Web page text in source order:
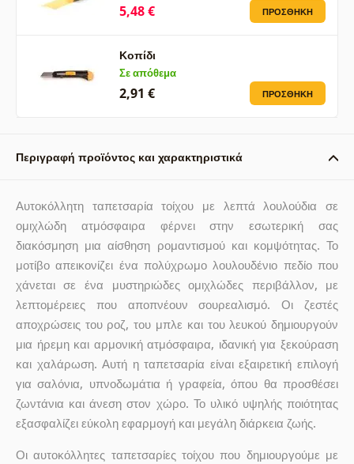
5,48 € ΠΡΟΣΘΉΚΗ
Κοπίδι
Σε απόθεμα
2,91 € ΠΡΟΣΘΉΚΗ
Περιγραφή προϊόντος και χαρακτηριστικά
Αυτοκόλλητη ταπετσαρία τοίχου με λεπτά λουλούδια σε
ομιχλώδη ατμόσφαιρα φέρνει στην εσωτερική σας
διακόσμηση μια αίσθηση ρομαντισμού και κομψότητας. Το
μοτίβο απεικονίζει ένα πολύχρωμο λουλουδένιο πεδίο που
χάνεται σε ένα μυστηριώδες ομιχλώδες περιβάλλον, με
λεπτομέρειες που αποπνέουν σουρεαλισμό. Οι ζεστές
αποχρώσεις του ροζ, του μπλε και του λευκού δημιουργούν
μια ήρεμη και αρμονική ατμόσφαιρα, ιδανική για ξεκούραση
και χαλάρωση. Αυτή η ταπετσαρία είναι εξαιρετική επιλογή
για σαλόνια, υπνοδωμάτια ή γραφεία, όπου θα προσθέσει
ζωντάνια και άνεση στον χώρο. Το υλικό υψηλής ποιότητας
εξασφαλίζει εύκολη εφαρμογή και μεγάλη διάρκεια ζωής.
Οι αυτοκόλλητες ταπετσαρίες τοίχου που δημιουργούμε με